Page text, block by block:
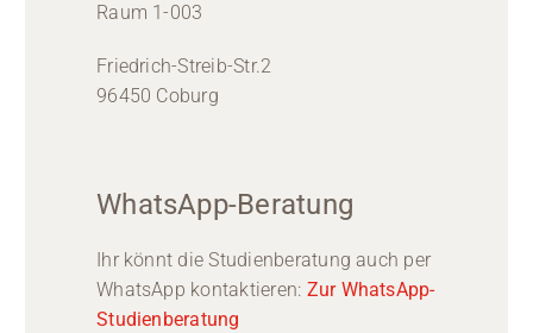
Raum 1-003
Friedrich-Streib-Str.2
96450 Coburg
WhatsApp-Beratung
Ihr könnt die Studienberatung auch per
WhatsApp kontaktieren: Zur WhatsApp-
Studienberatung